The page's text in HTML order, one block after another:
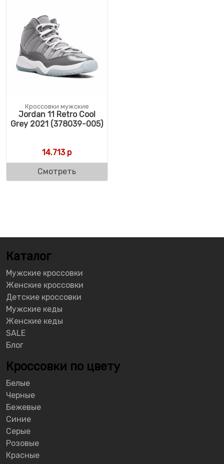
Кроссовки мужские
Jordan 11 Retro Cool
Grey 2021 (378039-005)
14.713р
Смотреть
Каталог
Мужские кроссовки
Женские кроссовки
Детские кроссовки
Мужские кеды
Женские кеды
SALE
Блог
Кроссовки по цвету
Белые
Черные
Бежевые
Синие
Серые
Розовые
Красные